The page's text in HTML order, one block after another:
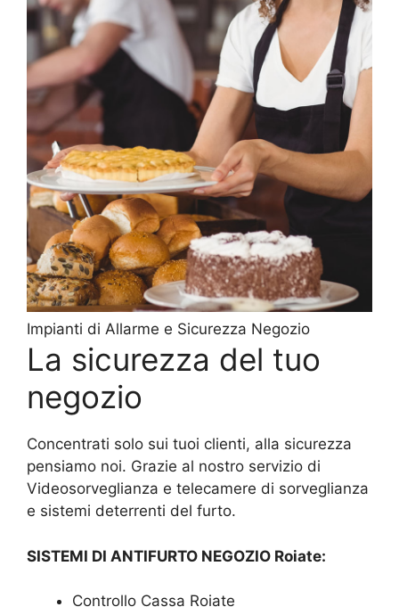
Impianti di Allarme e Sicurezza Negozio
La sicurezza del tuo
negozio
Concentrati solo sui tuoi clienti, alla sicurezza
pensiamo noi. Grazie al nostro servizio di
Videosorveglianza e telecamere di sorveglianza
e sistemi deterrenti del furto.
SISTEMI DI ANTIFURTO NEGOZIO Roiate:
Controllo Cassa Roiate